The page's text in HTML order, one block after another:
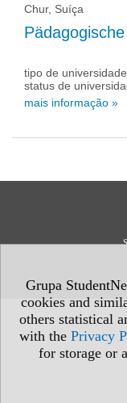
Grupa
cookies and
others statistical
with the Privacy
for storage or
Chur, Suíça
tipo de
status de
mais informação »